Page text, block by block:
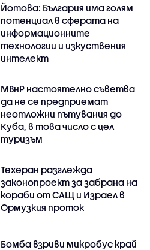
Йотова: България има голям
потенциал в сферата на
информационните
технологии и изкуствения
интелект
МВнР настоятелно съветва
да не се предприемат
неотложни пътувания до
Куба, в това число с цел
туризъм
Техеран разглежда
законопроект за забрана на
кораби от САЩ и Израел в
Ормузкия проток
Бомба взриви микробус край